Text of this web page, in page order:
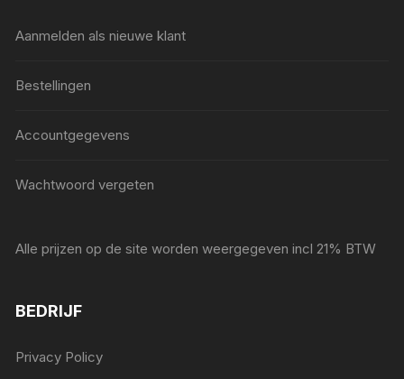
Aanmelden als nieuwe klant
Bestellingen
Accountgegevens
Wachtwoord vergeten
Alle prijzen op de site worden weergegeven incl 21% BTW
BEDRIJF
Privacy Policy